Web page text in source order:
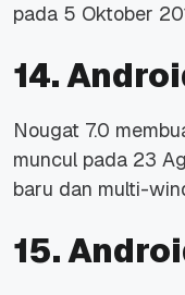
pada 5 Oktober
14.
Nougat 7.0
muncul pada 23
baru dan multi-
15.